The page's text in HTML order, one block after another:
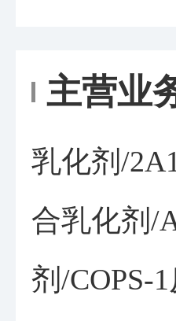
主营业
乳化剂/
合乳化剂/
剂/COPS-